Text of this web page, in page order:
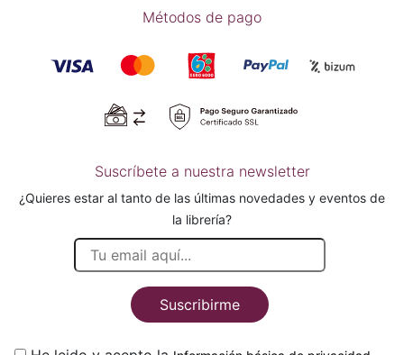
Métodos de pago
Suscríbete a nuestra newsletter
¿Quieres estar al tanto de las últimas novedades y eventos de
la librería?
Suscribirme